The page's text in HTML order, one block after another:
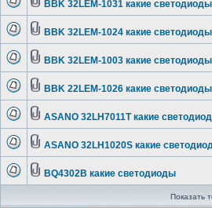
BBK 32LEM-1031 какие светодиоды
BBK 32LEM-1024 какие светодиоды
BBK 32LEM-1003 какие светодиоды
BBK 22LEM-1026 какие светодиоды
ASANO 32LH7011T какие
ASANO 32LH1020S какие
BQ4302B какие светодиоды
Показать